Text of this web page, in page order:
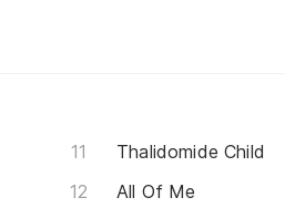
Thalidomide Child
All Of Me